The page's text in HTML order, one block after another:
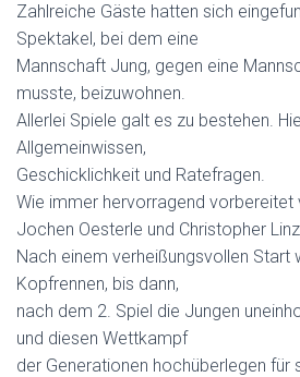
Zahlreiche Gäste hatten sich
Spektakel, bei dem eine
Mannschaft Jung, gegen eine
musste, beizuwohnen.
Allerlei Spiele galt es zu bestehen.
Allgemeinwissen,
Geschicklichkeit und Ratefragen.
Wie immer hervorragend vorbereitet
Jochen Oesterle und Christopher
Nach einem verheißungsvollen Start
Kopfrennen, bis dann,
nach dem 2. Spiel die Jungen
und diesen Wettkampf
der Generationen hochüberlegen für